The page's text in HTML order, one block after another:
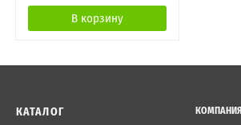
В корзину
КАТАЛОГ
КОМПАНИЯ